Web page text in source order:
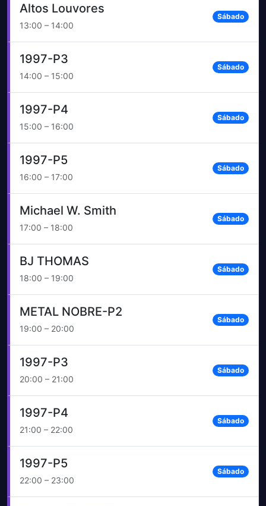
Altos Louvores
13:00 – 14:00
Sábado
1997-P3
14:00 – 15:00
Sábado
1997-P4
15:00 – 16:00
Sábado
1997-P5
16:00 – 17:00
Sábado
Michael W. Smith
17:00 – 18:00
Sábado
BJ THOMAS
18:00 – 19:00
Sábado
METAL NOBRE-P2
19:00 – 20:00
Sábado
1997-P3
20:00 – 21:00
Sábado
1997-P4
21:00 – 22:00
Sábado
1997-P5
22:00 – 23:00
Sábado